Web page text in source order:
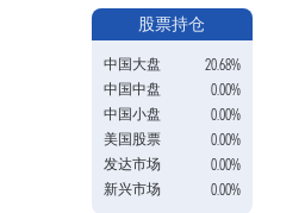
股票持仓
中国大盘
20.68%
中国中盘
0.00%
中国小盘
0.00%
美国股票
0.00%
发达市场
0.00%
新兴市场
0.00%